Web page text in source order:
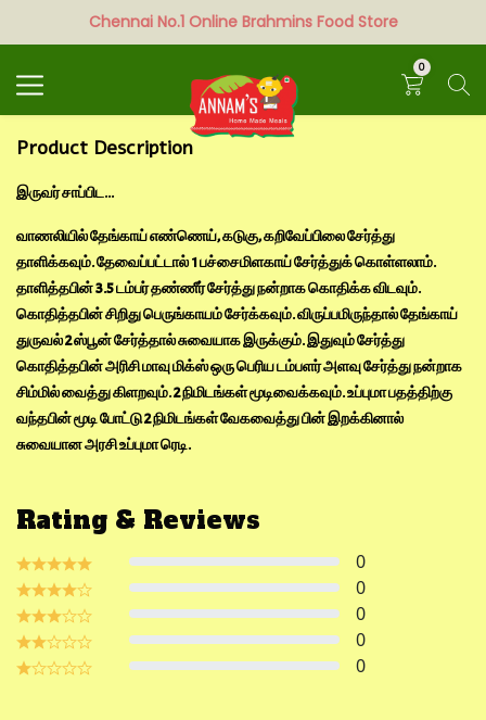
Chennai No.1 Online Brahmins Food Store
0
Search
Product Description
இருவர் சாப்பிட...
வாணலியில் தேங்காய் எண்ணெய், கடுகு, கறிவேப்பிலை சேர்த்து
தாளிக்கவும். தேவைப்பட்டால் 1 பச்சைமிளகாய் சேர்த்துக் கொள்ளலாம்.
தாளித்தபின் 3.5 டம்பர் தண்ணீர் சேர்த்து நன்றாக கொதிக்க விடவும்.
கொதித்தபின் சிறிது பெருங்காயம் சேர்க்கவும். விருப்பமிருந்தால் தேங்காய்
துருவல் 2 ஸ்பூன் சேர்த்தால் சுவையாக இருக்கும். இதுவும் சேர்த்து
கொதித்தபின் அரிசி மாவு மிக்ஸ் ஒரு பெரிய டம்பளர் அளவு சேர்த்து நன்றாக
சிம்மில் வைத்து கிளறவும். 2 நிமிடங்கள் மூடிவைக்கவும். உப்புமா பதத்திற்கு
வந்தபின் மூடி போட்டு 2 நிமிடங்கள் வேகவைத்து பின் இறக்கினால்
சுவையான அரசி உப்புமா ரெடி.
Rating & Reviews
0
0
0
0
0